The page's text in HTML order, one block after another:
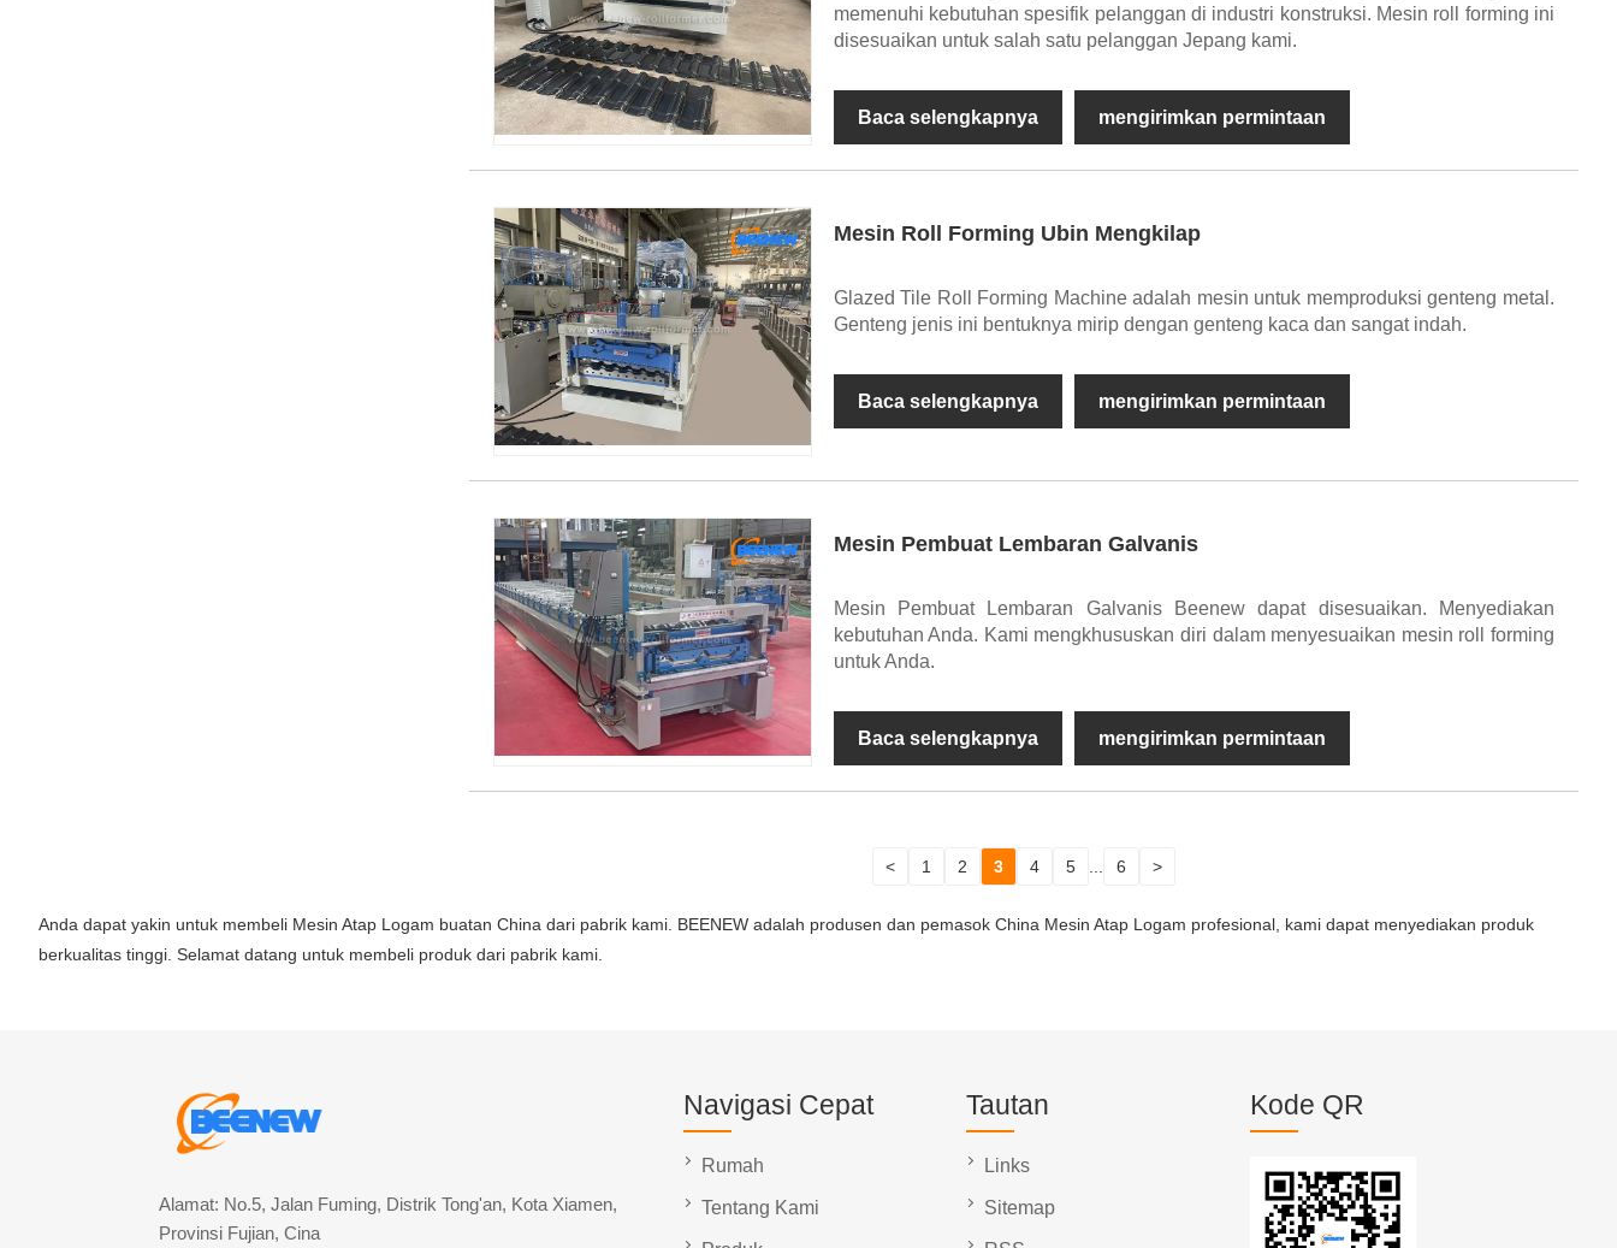
memenuhi kebutuhan spesifik pelanggan di industri konstruksi. Mesin roll forming ini
disesuaikan untuk salah satu pelanggan Jepang kami.
Baca selengkapnya mengirimkan permintaan
Mesin Roll Forming Ubin Mengkilap
Glazed Tile Roll Forming Machine adalah mesin untuk memproduksi genteng metal.
Genteng jenis ini bentuknya mirip dengan genteng kaca dan sangat indah.
Baca selengkapnya mengirimkan permintaan
Mesin Pembuat Lembaran Galvanis
Mesin Pembuat Lembaran Galvanis Beenew dapat disesuaikan. Menyediakan
kebutuhan Anda. Kami mengkhususkan diri dalam menyesuaikan mesin roll forming
untuk Anda.
Baca selengkapnya mengirimkan permintaan
< 1 2 3 4 5 6 >
Anda dapat yakin untuk membeli Mesin Atap Logam buatan China dari pabrik kami. BEENEW adalah produsen dan pemasok China Mesin Atap Logam profesional, kami dapat menyediakan produk
berkualitas tinggi. Selamat datang untuk membeli produk dari pabrik kami.
Alamat: No.5, Jalan Fuming, Distrik Tong'an, Kota Xiamen,
Provinsi Fujian, Cina
Navigasi Cepat
Rumah
Tentang Kami
Tautan
Links
Sitemap
Kode QR